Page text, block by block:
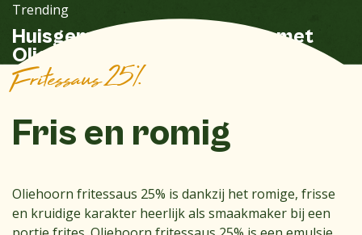
Trending
Huisgemaakte inktvisringen met
Oliehoorn Fritessaus
Fritessaus 25%
Fris en romig
Oliehoorn fritessaus 25% is dankzij het romige, frisse
en kruidige karakter heerlijk als smaakmaker bij een